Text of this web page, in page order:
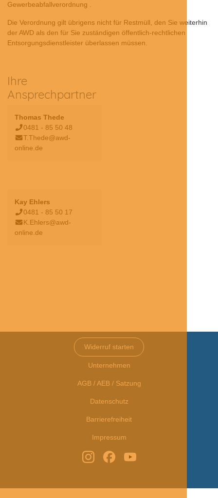
Gewerbeabfallverordnung .
Die Verordnung gilt übrigens nicht für Restmüll, den Sie weiterhin
der AWD als den für Sie zuständigen öffentlich-rechtlichen
Entsorgungsdienstleister überlassen müssen.
Ihre
Ansprechpartner
Thomas Thede
0481 - 85 50 48
T.Thede@awd-
online.de
Kay Ehlers
0481 - 85 50 17
K.Ehlers@awd-
online.de
Widerruf starten
Unternehmen
AGB / AEB / Satzung
Datenschutz
Barrierefreiheit
Impressum